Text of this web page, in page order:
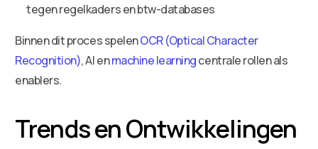
tegen regelkaders en btw-databases
Binnen dit proces spelenOCR (Optical Character
Recognition), AI enmachine learningcentrale rollen als
enablers.
Trends en Ontwikkelingen